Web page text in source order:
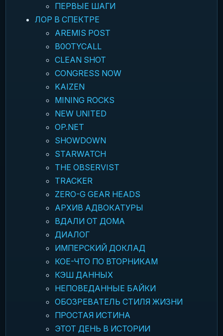
ПЕРВЫЕ ШАГИ
ЛОР В СПЕКТРЕ
AREMIS POST
B0OTYCALL
CLEAN SHOT
CONGRESS NOW
KAIZEN
MINING ROCKS
NEW UNITED
OP.NET
SHOWDOWN
STARWATCH
THE OBSERVIST
TRACKER
ZERO-G GEAR HEADS
АРХИВ АДВОКАТУРЫ
ВДАЛИ ОТ ДОМА
ДИАЛОГ
ИМПЕРСКИЙ ДОКЛАД
КОЕ-ЧТО ПО ВТОРНИКАМ
КЭШ ДАННЫХ
НЕПОВЕДАННЫЕ БАЙКИ
ОБОЗРЕВАТЕЛЬ СТИЛЯ ЖИЗНИ
ПРОСТАЯ ИСТИНА
ЭТОТ ДЕНЬ В ИСТОРИИ